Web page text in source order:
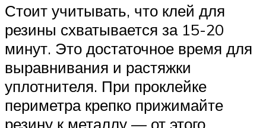
Стоит учитывать, что клей для
резины схватывается за 15-20
минут. Это достаточное время для
выравнивания и растяжки
уплотнителя. При проклейке
периметра крепко прижимайте
резину к металлу — от этого